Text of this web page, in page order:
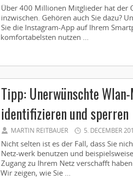
Über 400 Millionen Mitglieder hat der
inzwischen. Gehören auch Sie dazu?
Sie die Instagram-App auf Ihrem
komfortabelsten nutzen ...
Tipp: Unerwünschte
identifizieren und sperren
MARTIN REITBAUER 5. DECEMBER
Nicht selten ist es der Fall, dass Sie
Netz-werk benutzen und
Zugang zu Ihrem Netz verschafft
Wir zeigen, wie Sie ...